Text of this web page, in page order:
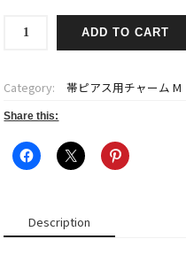
用
チ
ー
ADD TO CART
Category: 帯ピアス用チャーム M
Share this:
Description